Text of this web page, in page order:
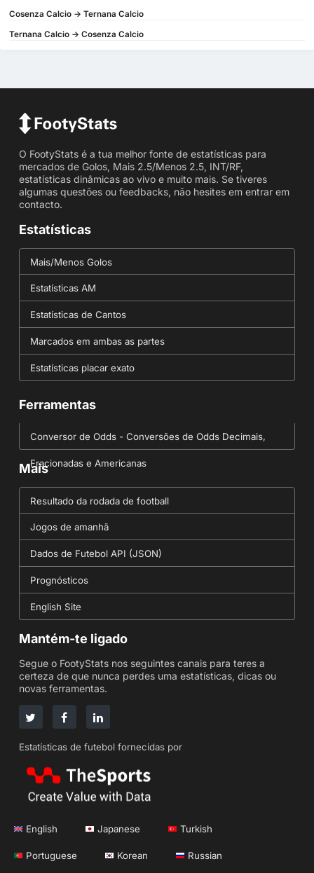
Cosenza Calcio -> Ternana Calcio
Ternana Calcio -> Cosenza Calcio
O FootyStats é a tua melhor fonte de estatísticas para
mercados de Golos, Mais 2.5/Menos 2.5, INT/RF,
estatísticas dinâmicas ao vivo e muito mais. Se tiveres
algumas questões ou feedbacks, não hesites em entrar em
contacto.
Estatísticas
Mais/Menos Golos
Estatísticas AM
Estatísticas de Cantos
Marcados em ambas as partes
Estatísticas placar exato
Ferramentas
Conversor de Odds - Conversões de Odds Decimais,
Fracionadas e Americanas
Mais
Resultado da rodada de football
Jogos de amanhã
Dados de Futebol API (JSON)
Prognósticos
English Site
Mantém-te ligado
Segue o FootyStats nos seguintes canais para teres a
certeza de que nunca perdes uma estatísticas, dicas ou
novas ferramentas.
Estatísticas de futebol fornecidas por
English Japanese Turkish
Portuguese Korean Russian